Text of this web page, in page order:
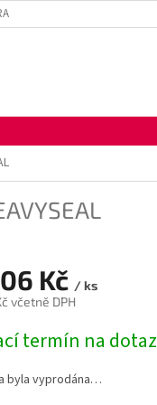
Kč / ks
včetně DPH
termín na dotaz
byla vyprodána…